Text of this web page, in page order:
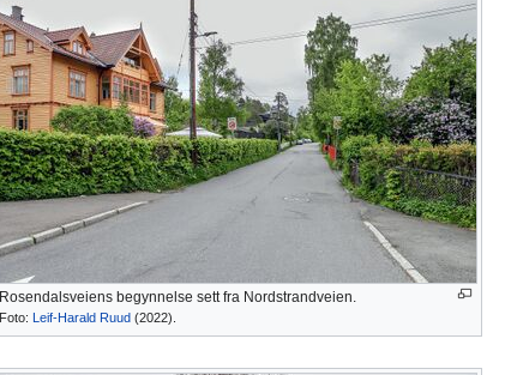
Rosendalsveiens begynnelse sett fra Nordstrandveien.
Foto: Leif-Harald Ruud (2022).